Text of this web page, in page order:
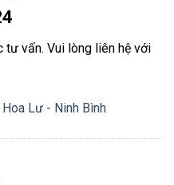
tư vấn. Vui lòng liên hệ với
Lư - Ninh Bình